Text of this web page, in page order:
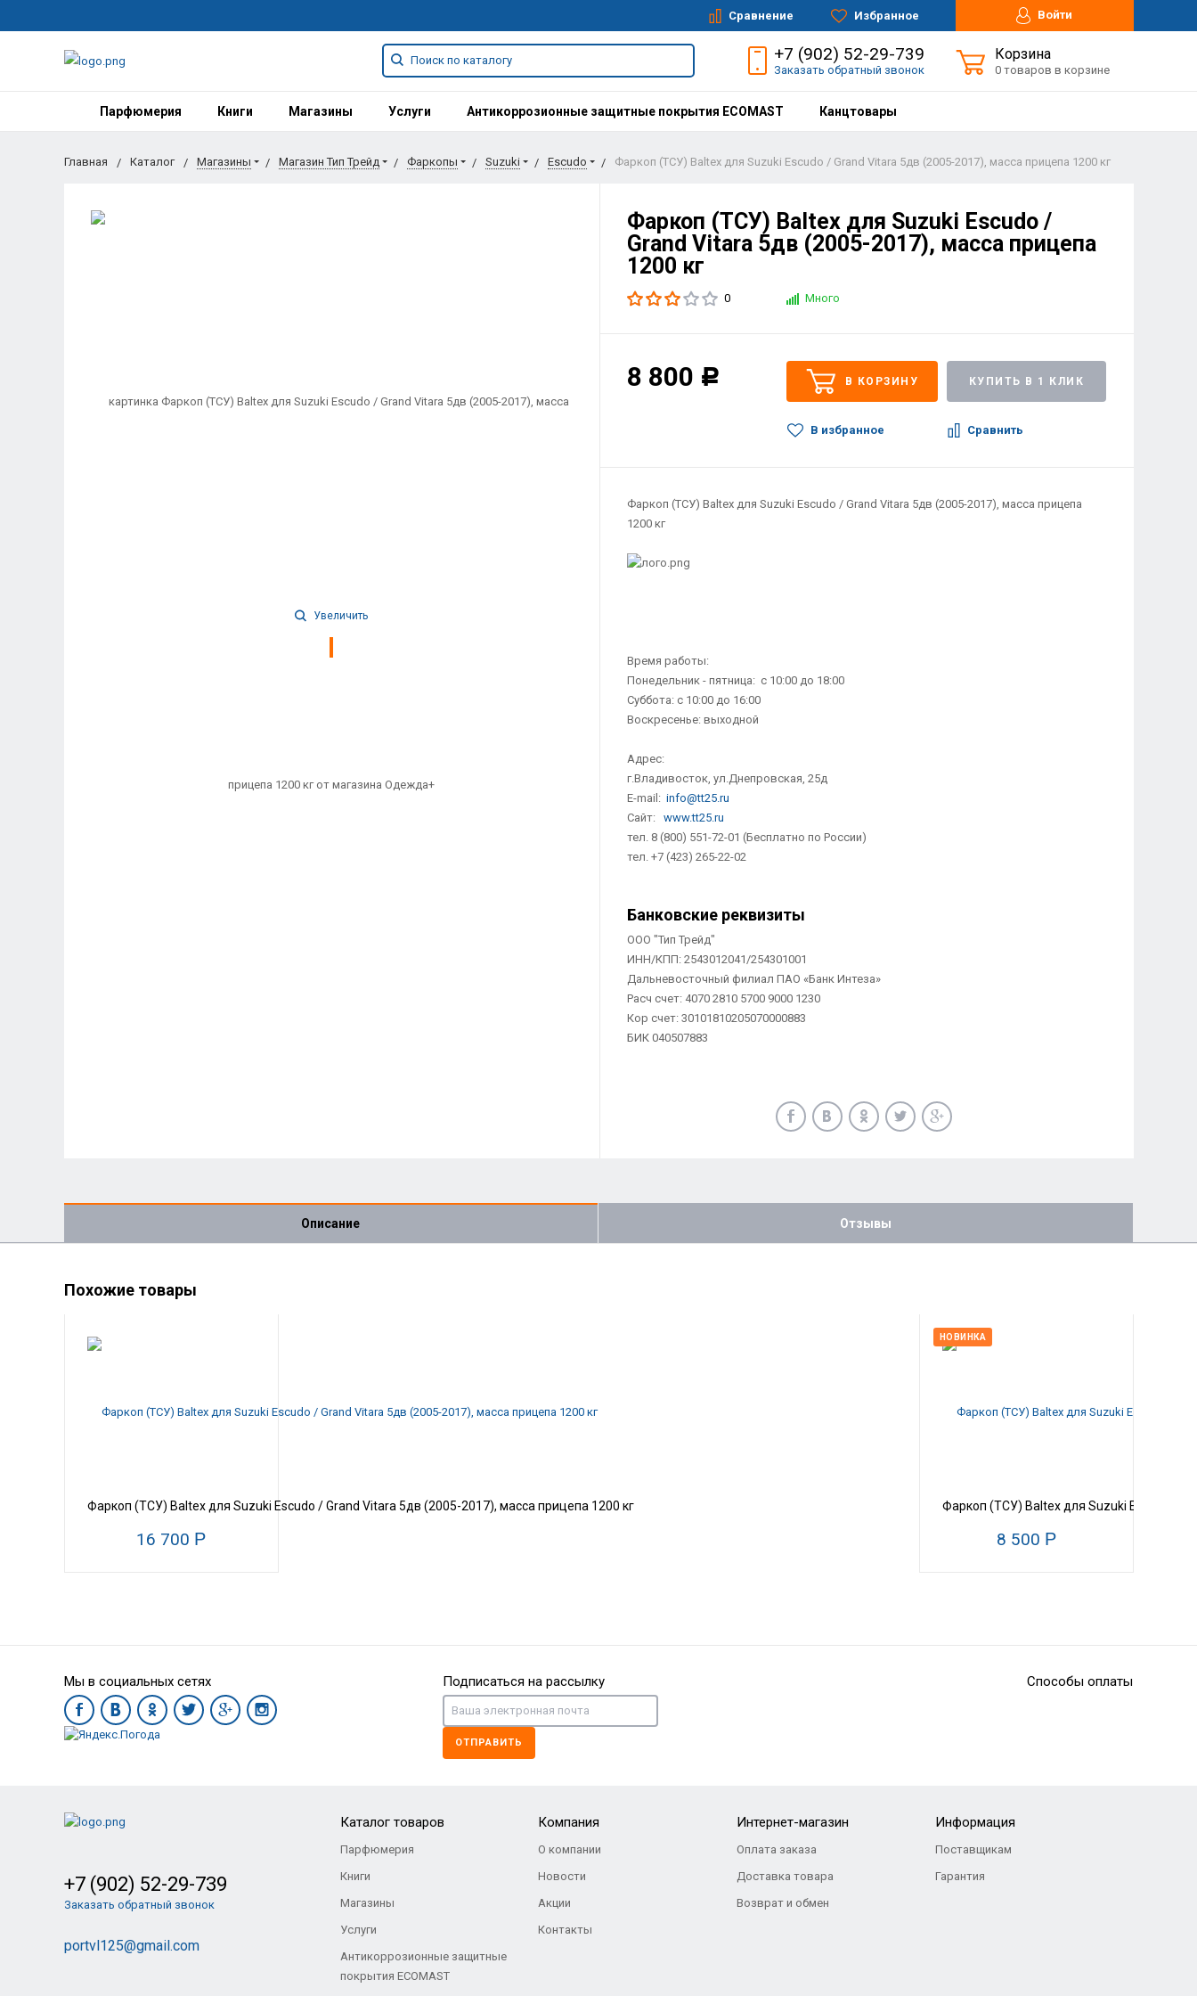
Сравнение Избранное Войти
+7 (902) 52-29-739
Заказать обратный звонок
Корзина
0 товаров в корзине
Парфюмерия Книги Магазины Услуги Антикоррозионные защитные покрытия ECOMAST Канцтовары
Главная Каталог Магазины Магазин Тип Трейд Фаркопы Suzuki Escudo Фаркоп (ТСУ) Baltex для Suzuki Escudo / Grand Vitara 5дв (2005-2017), масса прицепа 1200 кг
Увеличить
Фаркоп (ТСУ) Baltex для Suzuki Escudo /
Grand Vitara 5дв (2005-2017), масса прицепа
1200 кг
0 Много
8 800 Р В КОРЗИНУ КУПИТЬ В 1 КЛИК
В избранное Сравнить
Фаркоп (ТСУ) Baltex для Suzuki Escudo / Grand Vitara 5дв (2005-2017), масса прицепа
1200 кг
Время работы:
Понедельник - пятница: с 10:00 до 18:00
Суббота: с 10:00 до 16:00
Воскресенье: выходной
Адрес:
г.Владивосток, ул.Днепровская, 25д
E-mail: info@tt25.ru
Сайт: www.tt25.ru
тел. 8 (800) 551-72-01 (Бесплатно по России)
тел. +7 (423) 265-22-02
Банковские реквизиты
ООО "Тип Трейд"
ИНН/КПП: 2543012041/254301001
Дальневосточный филиал ПАО «Банк Интеза»
Расч счет: 4070 2810 5700 9000 1230
Кор счет: 30101810205070000883
БИК 040507883
Описание Отзывы
Похожие товары
Фаркоп (ТСУ) Baltex для Suzuki Escudo / Grand Vitara 5дв (2005-2017), масса прицепа 1200 кг
16 700 Р
НОВИНКА
Фаркоп (ТСУ) Baltex для Suzuki Escudo /
8 500 Р
Мы в социальных сетях Подписаться на рассылку
ОТПРАВИТЬ
Способы оплаты
+7 (902) 52-29-739
Заказать обратный звонок
portvl125@gmail.com
Каталог товаров
Парфюмерия
Книги
Магазины
Услуги
Антикоррозионные защитные
покрытия ECOMAST
Компания
О компании
Новости
Акции
Контакты
Интернет-магазин
Оплата заказа
Доставка товара
Возврат и обмен
Информация
Поставщикам
Гарантия